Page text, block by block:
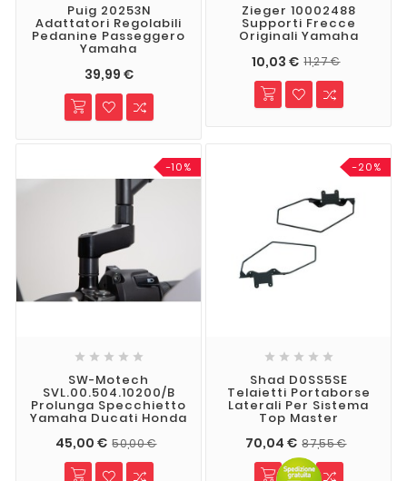
Puig 20253N
Adattatori Regolabili
Pedanine Passeggero
Yamaha
39,99 €
Zieger 10002488
Supporti Frecce
Originali Yamaha
10,03 € 11,27 €
-10%
    
SW-Motech
SVL.00.504.10200/B
Prolunga Specchietto
Yamaha Ducati Honda
45,00 € 50,00 €
-20%
    
Shad D0SS5SE
Telaietti Portaborse
Laterali Per Sistema
Top Master
70,04 € 87,55 €